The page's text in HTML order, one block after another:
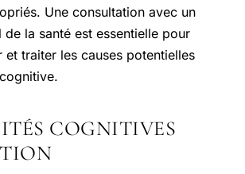
Une consultation avec un
de la santé est essentielle pour
et traiter les causes potentielles
COGNITIVES